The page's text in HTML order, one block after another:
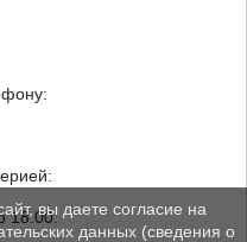
18.00.вы даете согласие на
данных (сведения о